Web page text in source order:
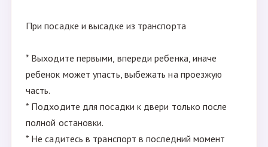
При посадке и высадке из транспорта
* Выходите первыми, впереди ребенка, иначе
ребенок может упасть, выбежать на проезжую
часть.
* Подходите для посадки к двери только после
полной остановки.
* Не садитесь в транспорт в последний момент